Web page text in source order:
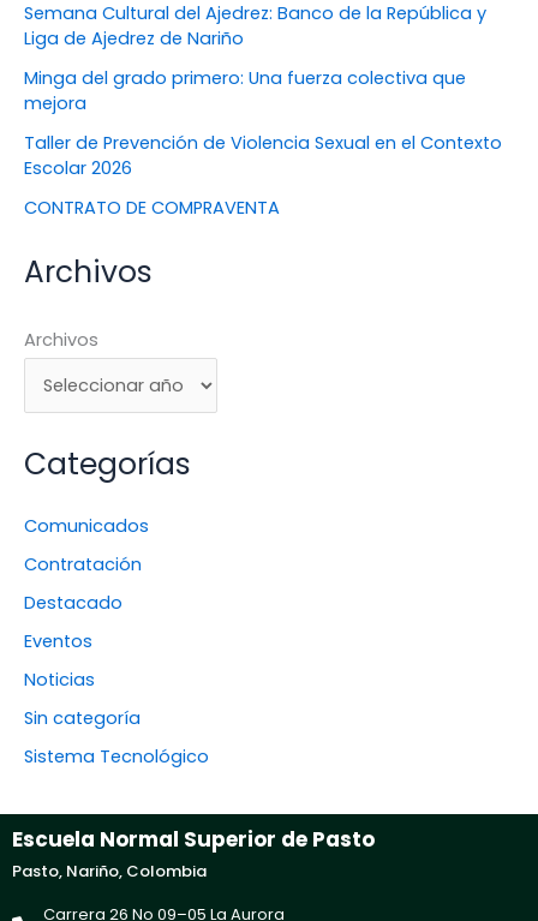
Semana Cultural del Ajedrez: Banco de la República y
Liga de Ajedrez de Nariño
Minga del grado primero: Una fuerza colectiva que
mejora
Taller de Prevención de Violencia Sexual en el Contexto
Escolar 2026
CONTRATO DE COMPRAVENTA
Archivos
Archivos
Categorías
Comunicados
Contratación
Destacado
Eventos
Noticias
Sin categoría
Sistema Tecnológico
Escuela Normal Superior de Pasto
Pasto, Nariño, Colombia
Carrera 26 No 09–05 La Aurora